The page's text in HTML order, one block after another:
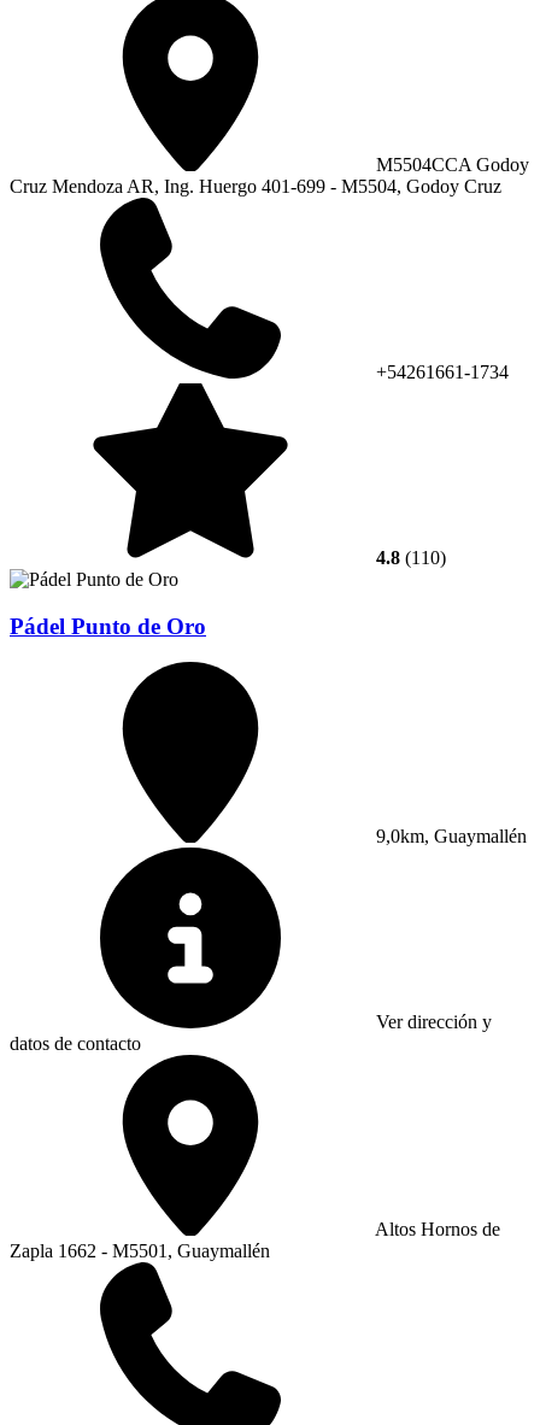
M5504CCA Godoy
Cruz Mendoza AR, Ing. Huergo 401-699 - M5504, Godoy Cruz
+54261661-1734
4.8 (110)
Pádel Punto de Oro
9,0km, Guaymallén
Ver dirección y
datos de contacto
Altos Hornos de
Zapla 1662 - M5501, Guaymallén